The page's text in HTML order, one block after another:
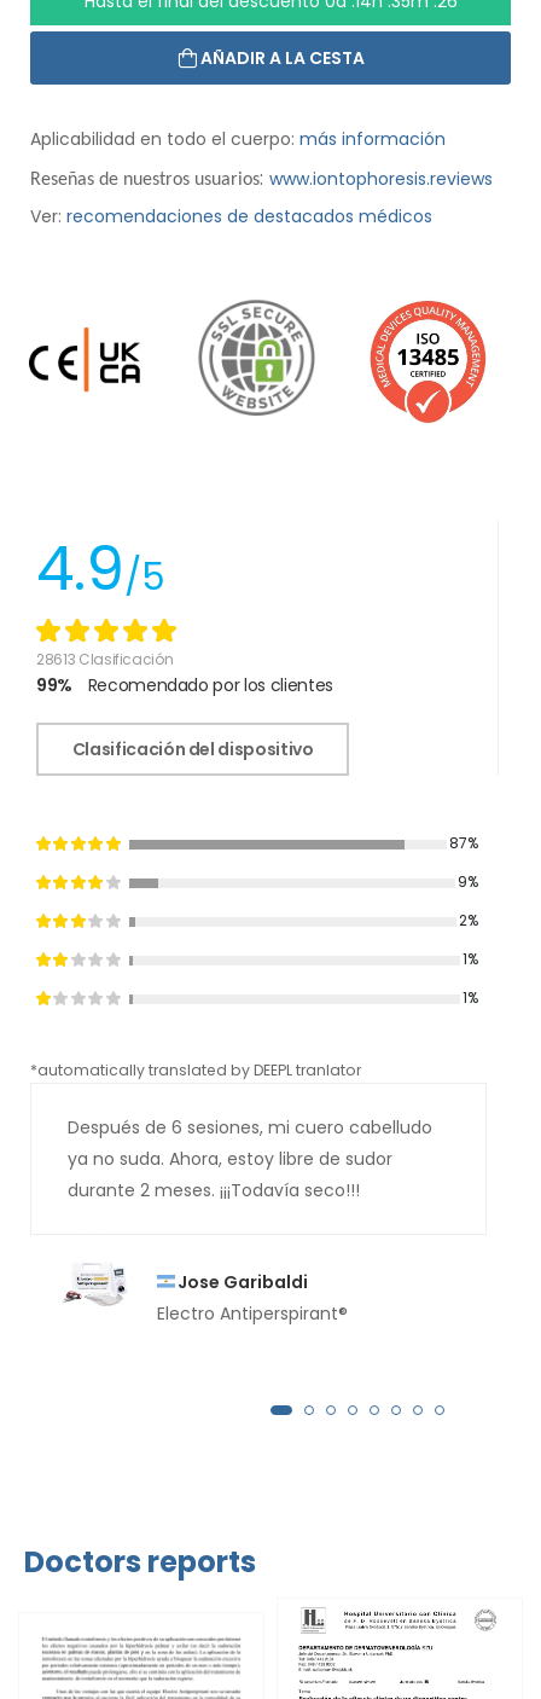
AÑADIR A LA CESTA
Aplicabilidad en todo el cuerpo: más información
Reseñas de nuestros usuarios: www.iontophoresis.reviews
Ver: recomendaciones de destacados médicos
4.9/5
28613 Clasificación
99% Recomendado por los clientes
Clasificación del dispositivo
87%
9%
2%
1%
1%
*automatically translated by DEEPL tranlator
Después de 6 sesiones, mi cuero cabelludo
ya no suda. Ahora, estoy libre de sudor
durante 2 meses. ¡¡¡Todavía seco!!!
Jose Garibaldi
Electro Antiperspirant®
Doctors reports